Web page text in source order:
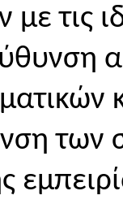
με τις
των